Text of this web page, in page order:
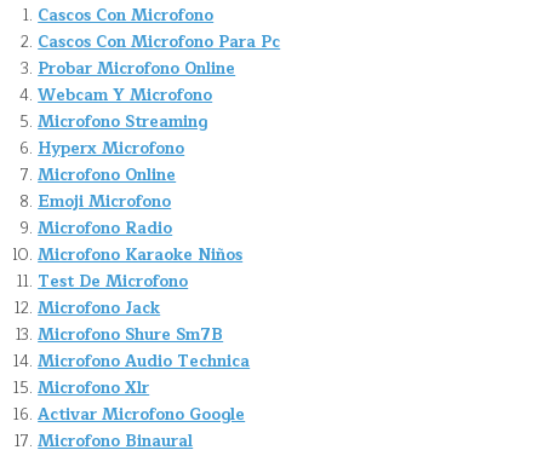
Cascos Con Microfono
Cascos Con Microfono Para Pc
Probar Microfono Online
Webcam Y Microfono
Microfono Streaming
Hyperx Microfono
Microfono Online
Emoji Microfono
Microfono Radio
Microfono Karaoke Niños
Test De Microfono
Microfono Jack
Microfono Shure Sm7B
Microfono Audio Technica
Microfono Xlr
Activar Microfono Google
Microfono Binaural